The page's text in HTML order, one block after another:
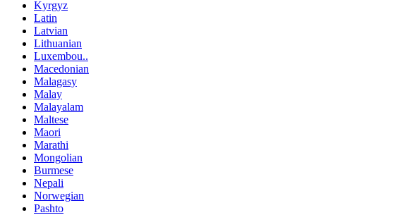
Kyrgyz
Latin
Latvian
Lithuanian
Luxembou..
Macedonian
Malagasy
Malay
Malayalam
Maltese
Maori
Marathi
Mongolian
Burmese
Nepali
Norwegian
Pashto